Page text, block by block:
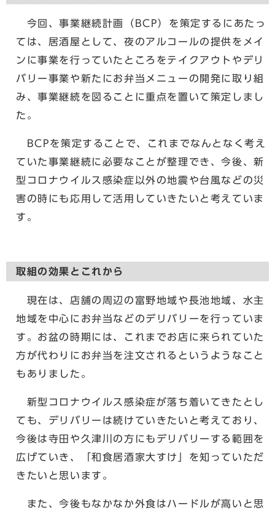
今回、事業継続計画（BCP）を策定するにあたっ
ては、居酒屋として、夜のアルコールの提供をメイ
ンに事業を行っていたところをテイクアウトやデリ
バリー事業や新たにお弁当メニューの開発に取り組
み、事業継続を図ることに重点を置いて策定しまし
た。
BCPを策定することで、これまでなんとなく考え
ていた事業継続に必要なことが整理でき、今後、新
型コロナウイルス感染症以外の地震や台風などの災
害の時にも応用して活用していきたいと考えていま
す。
取組の効果とこれから
現在は、店舗の周辺の富野地域や長池地域、水主
地域を中心にお弁当などのデリバリーを行っていま
す。お盆の時期には、これまでお店に来られていた
方が代わりにお弁当を注文されるというようなこと
もありました。
新型コロナウイルス感染症が落ち着いてきたとし
ても、デリバリーは続けていきたいと考えており、
今後は寺田や久津川の方にもデリバリーする範囲を
広げていき、「和食居酒家大すけ」を知っていただ
きたいと思います。
また、今後もなかなか外食はハードルが高いと思